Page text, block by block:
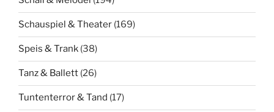
Schauspiel & Theater (169)
Speis & Trank (38)
Tanz & Ballett (26)
Tuntenterror & Tand (17)